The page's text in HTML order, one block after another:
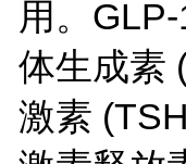
用。
体生成素
激素